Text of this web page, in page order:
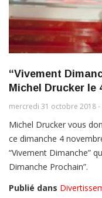
“Vivement
Michel Drucker le
mercredi 31 octobre 2018 -
Michel Drucker vous
ce dimanche 4
“Vivement Dimanche”
Dimanche Prochain”.
Publié dans